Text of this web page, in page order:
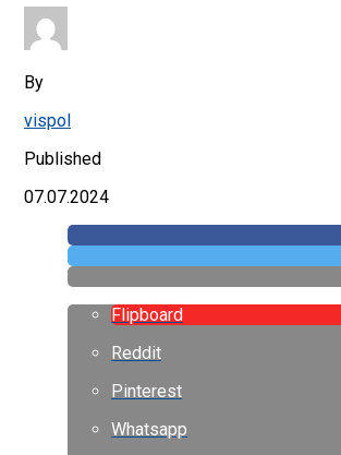
By
vispol
Published
07.07.2024
Flipboard
Reddit
Pinterest
Whatsapp